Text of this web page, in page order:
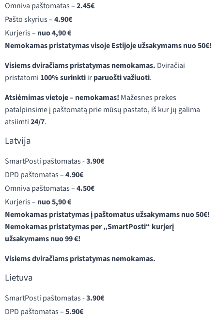
Omniva paštomatas –2.45€
Pašto skyrius –4.90€
Kurjeris – nuo 4,90 €
Nemokamas pristatymas visoje Estijoje užsakymams nuo 50€!
Visiems dviračiams pristatymas nemokamas. Dviračiai
pristatomi 100% surinktiirparuošti važiuoti.
Atsiėmimas vietoje – nemokamas! Mažesnes prekes
patalpinsime į paštomatą prie mūsų pastato, iš kur jų galima
atsiimti24/7.
Latvija
SmartPosti paštomatas -3.90€
DPD paštomatas –4.90€
Omniva paštomatas –4.50€
Kurjeris – nuo 5,90 €
Nemokamas pristatymas į paštomatus užsakymams nuo 50€!
Nemokamas pristatymas per „SmartPosti“ kurjerį
užsakymams nuo 99 €!
Visiems dviračiams pristatymas nemokamas.
Lietuva
SmartPosti paštomatas -3.90€
DPD paštomatas –5.90€